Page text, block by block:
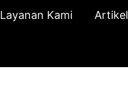
Layanan Kami Artikel